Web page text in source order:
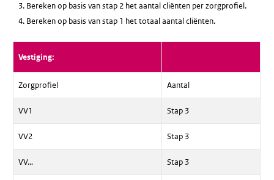
Bereken op basis van stap 2 het aantal cliënten per zorgprofiel.
Bereken op basis van stap 1 het totaal aantal cliënten.
Vestiging:
Zorgprofiel Aantal
VV1 Stap 3
VV2 Stap 3
VV… Stap 3